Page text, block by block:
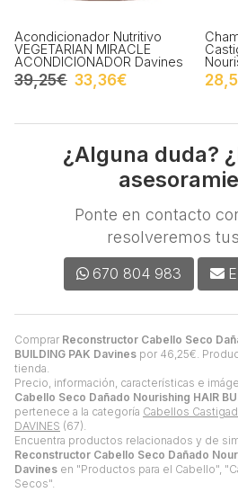
Comprar Reconstructor Cabello Seco
BUILDING PAK Davines por 46,25€.
tienda.
Precio, información, características e
Cabello Seco Dañado Nourishing HAIR
pertenece a la categoría Cabellos
DAVINES (67).
Encuentra productos relacionados y de
Reconstructor Cabello Seco Dañado
Davines en "Productos para el Cabello",
Secos".
Acondicionador Nutritivo
VEGETARIAN MIRACLE
ACONDICIONADOR Davines
39,25€ 33,36€
¿Alguna duda?
Ponte en contacto
resolveremos
670 804 983